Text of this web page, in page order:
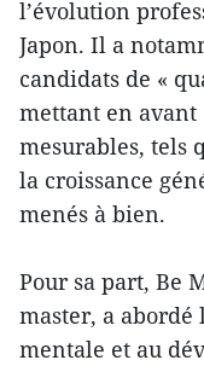
l’évolution
Japon. Il a
candidats de «
mettant en avant
mesurables, tels
la croissance
menés à bien.
Pour sa part, Be
master, a abordé
mentale et au